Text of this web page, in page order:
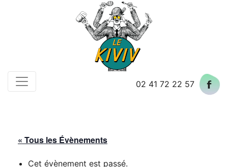
02 41 72 22 57
« Tous les Évènements
Cet évènement est passé.